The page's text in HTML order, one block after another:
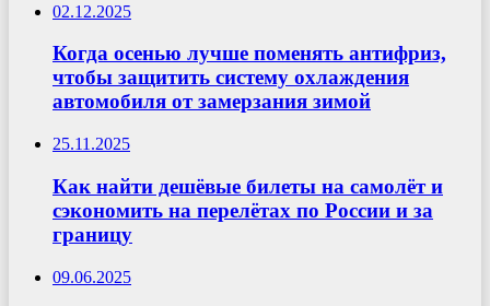
02.12.2025
Когда осенью лучше поменять антифриз,
чтобы защитить систему охлаждения
автомобиля от замерзания зимой
25.11.2025
Как найти дешёвые билеты на самолёт и
сэкономить на перелётах по России и за
границу
09.06.2025